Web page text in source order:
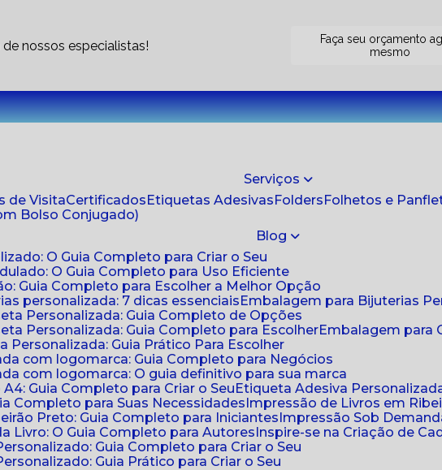
nossos especialistas!
Faça seu orçamento
mesmo
Serviços
de Visita Certificados Etiquetas Adesivas Folders Folhetos e
Bolso Conjugado)
Blog
O Guia Completo para Criar o Seu
O Guia Completo para Uso Eficiente
Guia Completo para Escolher a Melhor Opção
personalizada: 7 dicas essenciais
Embalagem para Bijuterias
Personalizada: Guia Completo de Opções
Personalizada: Guia Completo para Escolher
Embalagem
Personalizada: Guia Prático Para Escolher
com logomarca: Guia Completo para Negócios
com logomarca: O guia definitivo para sua marca
A4: Guia Completo para Criar o Seu
Etiqueta Adesiva
Completo para Suas Necessidades Impressão de Livros em
Preto: Guia Completo para Iniciantes Impressão Sob
Livro: O Guia Completo para Autores Inspire-se na Criação de
Guia Completo para Criar o Seu
Guia Prático para Criar o Seu